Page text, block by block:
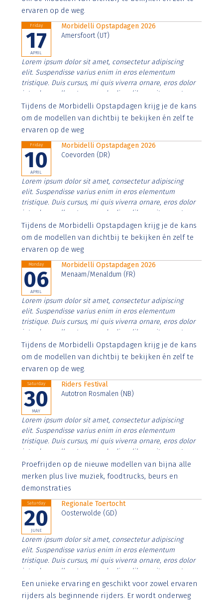
ervaren op de weg.
Friday
17
APRIL
Morbidelli Opstapdagen 2026
Amersfoort (UT)
Lorem ipsum dolor sit amet, consectetur adipiscing
elit. Suspendisse varius enim in eros elementum
tristique. Duis cursus, mi quis viverra ornare, eros dolor
interdum nulla, ut commodo diam libero vitae erat.
Aenean faucibus nibh et justo cursus id rutrum lorem
imperdiet. Nunc ut sem vitae risus tristique posuere.
Tijdens de Morbidelli Opstapdagen krijg je de kans
om de modellen van dichtbij te bekijken én zelf te
ervaren op de weg
Friday
10
APRIL
Morbidelli Opstapdagen 2026
Coevorden (DR)
Lorem ipsum dolor sit amet, consectetur adipiscing
elit. Suspendisse varius enim in eros elementum
tristique. Duis cursus, mi quis viverra ornare, eros dolor
interdum nulla, ut commodo diam libero vitae erat.
Aenean faucibus nibh et justo cursus id rutrum lorem
imperdiet. Nunc ut sem vitae risus tristique posuere.
Tijdens de Morbidelli Opstapdagen krijg je de kans
om de modellen van dichtbij te bekijken én zelf te
ervaren op de weg
Monday
06
APRIL
Morbidelli Opstapdagen 2026
Menaam/Menaldum (FR)
Lorem ipsum dolor sit amet, consectetur adipiscing
elit. Suspendisse varius enim in eros elementum
tristique. Duis cursus, mi quis viverra ornare, eros dolor
interdum nulla, ut commodo diam libero vitae erat.
Aenean faucibus nibh et justo cursus id rutrum lorem
imperdiet. Nunc ut sem vitae risus tristique posuere.
Tijdens de Morbidelli Opstapdagen krijg je de kans
om de modellen van dichtbij te bekijken én zelf te
ervaren op de weg.
Saturday
30
MAY
Riders Festival
Autotron Rosmalen (NB)
Lorem ipsum dolor sit amet, consectetur adipiscing
elit. Suspendisse varius enim in eros elementum
tristique. Duis cursus, mi quis viverra ornare, eros dolor
interdum nulla, ut commodo diam libero vitae erat.
Aenean faucibus nibh et justo cursus id rutrum lorem
imperdiet. Nunc ut sem vitae risus tristique posuere.
Proefrijden op de nieuwe modellen van bijna alle
merken plus live muziek, foodtrucks, beurs en
demonstraties
Saturday
20
JUNE
Regionale Toertocht
Oosterwolde (GD)
Lorem ipsum dolor sit amet, consectetur adipiscing
elit. Suspendisse varius enim in eros elementum
tristique. Duis cursus, mi quis viverra ornare, eros dolor
interdum nulla, ut commodo diam libero vitae erat.
Aenean faucibus nibh et justo cursus id rutrum lorem
imperdiet. Nunc ut sem vitae risus tristique posuere.
Een unieke ervaring en geschikt voor zowel ervaren
rijders als beginnende rijders. Er wordt onderweg